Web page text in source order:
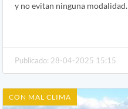
y no evitan ninguna modalidad.
Publicado: 28-04-2025 15:15
CON MAL CLIMA